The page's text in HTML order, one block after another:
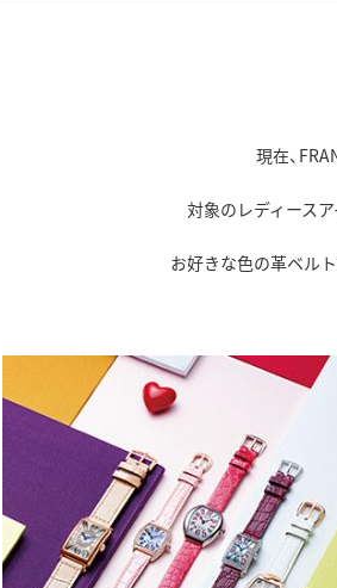
現在、
対象のレディース
お好きな色の革ベル